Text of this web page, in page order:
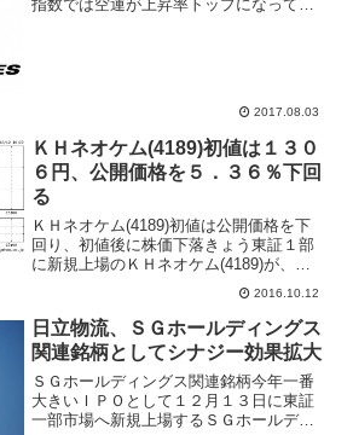
指数では空運が上昇率トップになってい
2017.08.03
ＫＨネオケム(4189)初値は１３０
６円、公開価格を５．３６％下回
る
ＫＨネオケム(4189)初値は公開価格を下
回り、初値後に株価下落きょう東証１部
に新規上場のＫＨネオケム(4189)が、公
開価格1380円と同水準でウリ気配スター
トし、午前９時９分に、公開価格を
5.36％下回る1306円で初値をつけた。そ
の後...
2016.10.12
日立物流、ＳＧホールディングス
関連銘柄としてシナジー効果拡大
ＳＧホールディングス関連銘柄今年一番
大きいＩＰＯとして１２月１３日に東証
一部市場へ新規上場するＳＧホールディ